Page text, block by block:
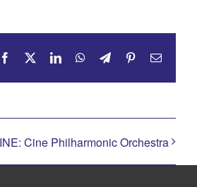
Facebook LinkedInWhatsApp
TelegramPinterestCorreo
Cine Philharmonic Orchestra